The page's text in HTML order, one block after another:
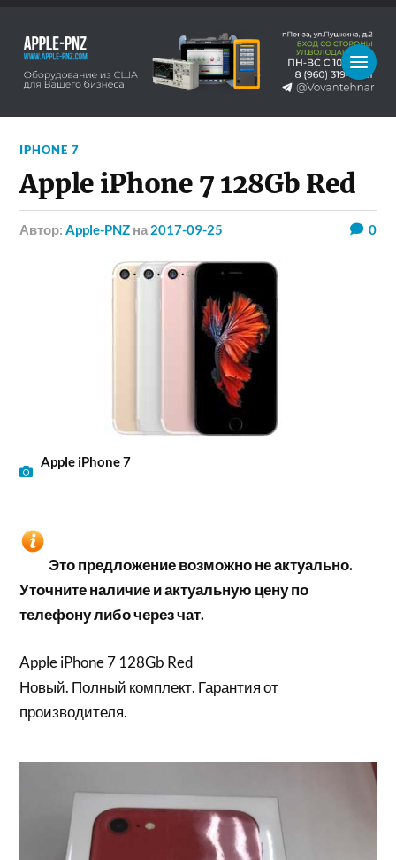
IPHONE 7
Apple iPhone 7 128Gb Red
Автор:Apple-PNZ на 2017-09-25 0
Apple iPhone 7
Это предложение возможно не актуально.
Уточните наличие и актуальную цену по
телефону либо через чат.
Apple iPhone 7 128Gb Red
Новый. Полный комплект. Гарантия от
производителя.